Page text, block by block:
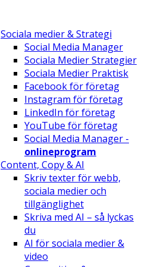
Sociala medier & Strategi
Social Media Manager
Sociala Medier Strategier
Sociala Medier Praktisk
Facebook för företag
Instagram för företag
LinkedIn för företag
YouTube för företag
Social Media Manager -
onlineprogram
Content, Copy & AI
Skriv texter för webb,
sociala medier och
tillgänglighet
Skriva med AI – så lyckas
du
AI för sociala medier &
video